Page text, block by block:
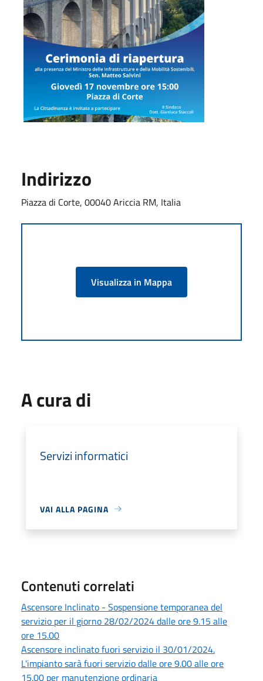
Indirizzo
Piazza di Corte, 00040 Ariccia RM, Italia
Visualizza in Mappa
A cura di
Servizi informatici
VAI ALLA PAGINA
Contenuti correlati
Ascensore Inclinato - Sospensione temporanea del
servizio per il giorno 28/02/2024 dalle ore 9.15 alle
ore 15.00
Ascensore inclinato fuori servizio il 30/01/2024.
L'impianto sarà fuori servizio dalle ore 9.00 alle ore
15.00 per manutenzione ordinaria